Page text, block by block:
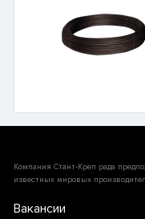
Компания Стант-Креп рада
известных мировых
Вакансии